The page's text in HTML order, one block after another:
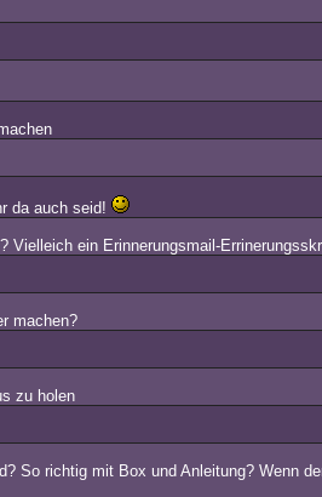
da auch seid!
ein Erinnerungsmail-
machen?
zu holen
So richtig mit Box und Anleitung? Wenn